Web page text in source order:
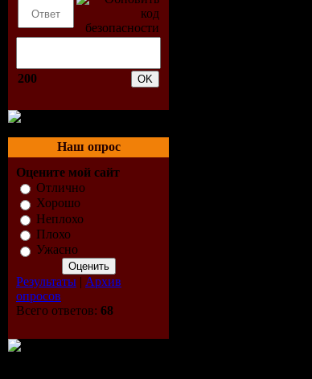
200
Наш опрос
Оцените мой сайт
Отлично
Хорошо
Неплохо
Плохо
Ужасно
Результаты | Архив
опросов
Всего ответов: 68